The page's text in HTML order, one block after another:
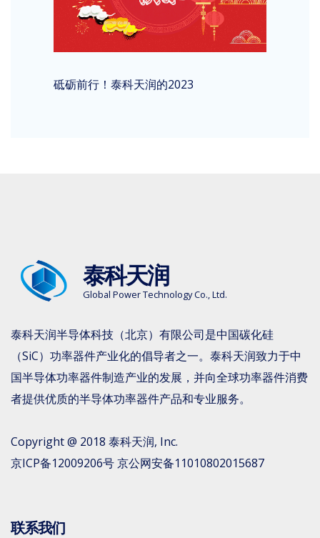
砥砺前行！泰科天润的2023
泰科天润
Global Power Technology Co., Ltd.
泰科天润半导体科技（北京）有限公司是中国碳化硅
（SiC）功率器件产业化的倡导者之一。泰科天润致力于中
国半导体功率器件制造产业的发展，并向全球功率器件消费
者提供优质的半导体功率器件产品和专业服务。
Copyright @ 2018 泰科天润, Inc.
京ICP备12009206号京公网安备11010802015687
联系我们